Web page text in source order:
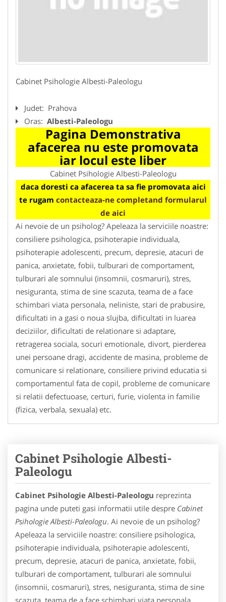
Cabinet Psihologie Albesti-Paleologu
Judet: Prahova
Oras: Albesti-Paleologu
Pagina Demonstrativa
afacerea nu este promovata
iar locul este liber
Cabinet Psihologie Albesti-Paleologu
daca doresti ca afacerea ta sa fie promovata aici
te rugam contacteaza-ne completand formularul
de aici
Ai nevoie de un psiholog? Apeleaza la serviciile noastre:
consiliere psihologica, psihoterapie individuala,
psihoterapie adolescenti, precum, depresie, atacuri de
panica, anxietate, fobii, tulburari de comportament,
tulburari ale somnului (insomnii, cosmaruri), stres,
nesiguranta, stima de sine scazuta, teama de a face
schimbari viata personala, neliniste, stari de prabusire,
dificultati in a gasi o noua slujba, dificultati in luarea
deciziilor, dificultati de relationare si adaptare,
retragerea sociala, socuri emotionale, divort, pierderea
unei persoane dragi, accidente de masina, probleme de
comunicare si relationare, consiliere privind educatia si
comportamentul fata de copil, probleme de comunicare
si relatii defectuoase, certuri, furie, violenta in familie
(fizica, verbala, sexuala) etc.
Cabinet Psihologie Albesti-
Paleologu
Cabinet Psihologie Albesti-Paleologu reprezinta
pagina unde puteti gasi informatii utile despre Cabinet
Psihologie Albesti-Paleologu. Ai nevoie de un psiholog?
Apeleaza la serviciile noastre: consiliere psihologica,
psihoterapie individuala, psihoterapie adolescenti,
precum, depresie, atacuri de panica, anxietate, fobii,
tulburari de comportament, tulburari ale somnului
(insomnii, cosmaruri), stres, nesiguranta, stima de sine
scazuta, teama de a face schimbari viata personala,